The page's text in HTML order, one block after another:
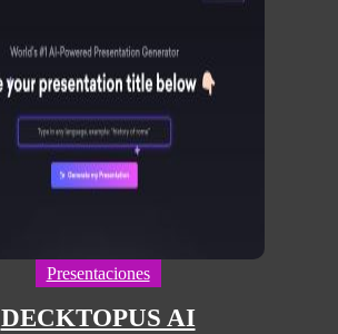
Presentaciones
DECKTOPUS AI